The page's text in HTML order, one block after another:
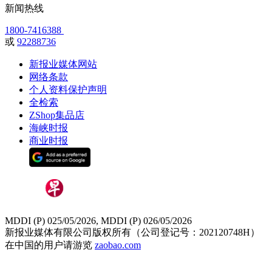
新闻热线
1800-7416388
或 92288736
新报业媒体网站
网络条款
个人资料保护声明
全检索
ZShop集品店
海峡时报
商业时报
MDDI (P) 025/05/2026, MDDI (P) 026/05/2026
新报业媒体有限公司版权所有（公司登记号：202120748H）
在中国的用户请游览 zaobao.com